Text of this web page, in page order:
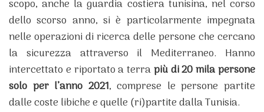
scopo, anche la guardia costiera tunisina, nel corso
dello scorso anno, si è particolarmente impegnata
nelle operazioni di ricerca delle persone che cercano
la sicurezza attraverso il Mediterraneo. Hanno
intercettato e riportato a terrapiù di 20 mila persone
solo per l’anno 2021, comprese le persone partite
dalle coste libiche e quelle (ri)partite dalla Tunisia.